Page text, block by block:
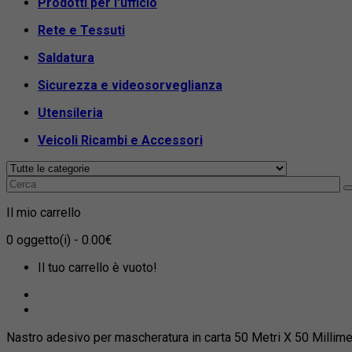
Rete e Tessuti
Saldatura
Sicurezza e videosorveglianza
Utensileria
Veicoli Ricambi e Accessori
Il mio carrello
0 oggetto(i) - 0.00€
Il tuo carrello è vuoto!
Nastro adesivo per mascheratura in carta 50 Metri X 50